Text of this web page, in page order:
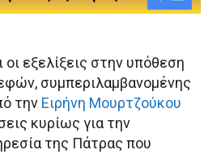
οι εξελίξεις στην υπόθεση
συμπεριλαμβανομένης
την Ειρήνη Μουρτζούκου
κυρίως για την
της Πάτρας που